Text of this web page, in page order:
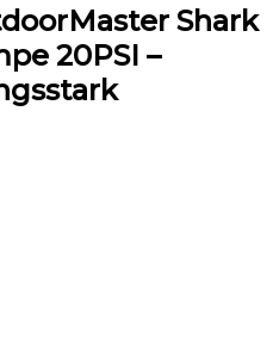
Shark
20PSI –